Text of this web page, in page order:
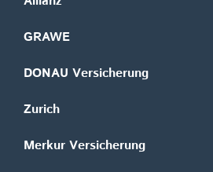
GRAWE
DONAU Versicherung
Zurich
Merkur Versicherung